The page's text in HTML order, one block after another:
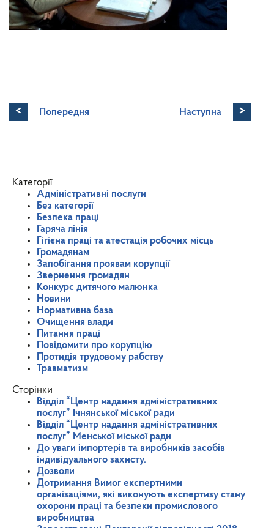
< Попередня Наступна >
Категорії
Адміністративні послуги
Без категорії
Безпека праці
Гаряча лінія
Гігієна праці та атестація робочих місць
Громадянам
Запобігання проявам корупції
Звернення громадян
Конкурс дитячого малюнка
Новини
Нормативна база
Очищення влади
Питання праці
Повідомити про корупцію
Протидія трудовому рабству
Травматизм
Сторінки
Відділ “Центр надання адміністративних
послуг” Ічнянської міської ради
Відділ “Центр надання адміністративних
послуг” Менської міської ради
До уваги імпортерів та виробників засобів
індивідуального захисту.
Дозволи
Дотримання Вимог експертними
організаціями, які виконують експертизу стану
охорони праці та безпеки промислового
виробництва